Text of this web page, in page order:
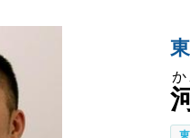
検査を調べる